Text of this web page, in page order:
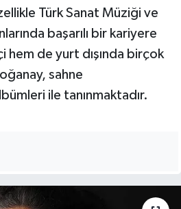
Türk Sanat Müziği ve
başarılı bir kariyere
hem de yurt dışında birçok
sahne
ile tanınmaktadır.